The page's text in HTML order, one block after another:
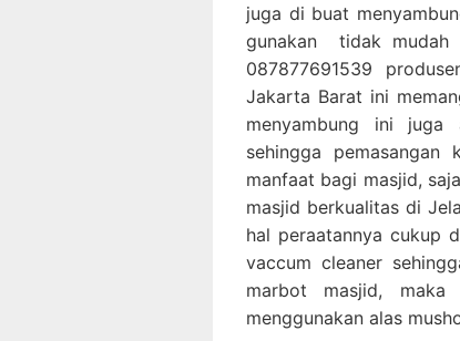
juga di buat
gunakan tidak mudah
087877691539
Jakarta Barat ini
menyambung ini juga
sehingga
manfaat bagi masjid,
masjid berkualitas di
hal peraatannya cukup
vaccum cleaner
marbot masjid,
menggunakan alas